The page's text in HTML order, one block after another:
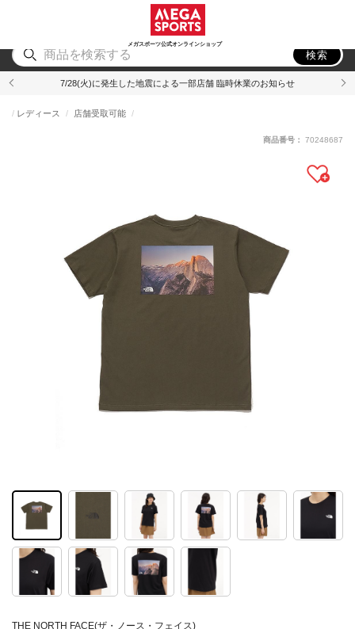
メガスポーツ公式オンラインショップ
アウトドア
検索
7/28(火)に発生した地震による一部店舗 臨時休業のお知らせ
THE NORTH FACE(ザ・ノース・フェイス)
レディース 店舗受取可能
商品番号： 70248687